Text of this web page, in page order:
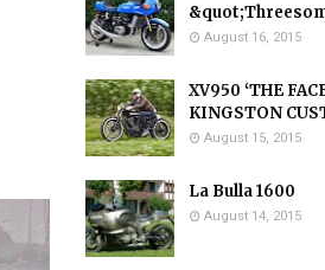
August 16, 2015
XV950 ‘THE
KINGSTON
August 15, 2015
La Bulla 1600
August 14, 2015